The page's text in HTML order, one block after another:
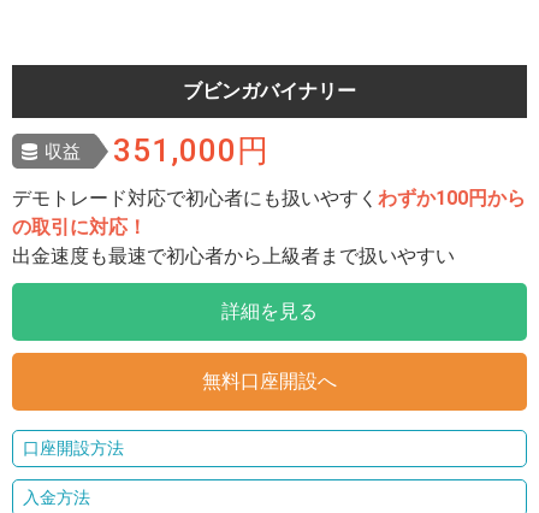
ブビンガバイナリー
収益 351,000円
デモトレード対応で初心者にも扱いやすく わずか100円から
の取引に対応！
出金速度も最速で初心者から上級者まで扱いやすい
詳細を見る
無料口座開設へ
口座開設方法
入金方法